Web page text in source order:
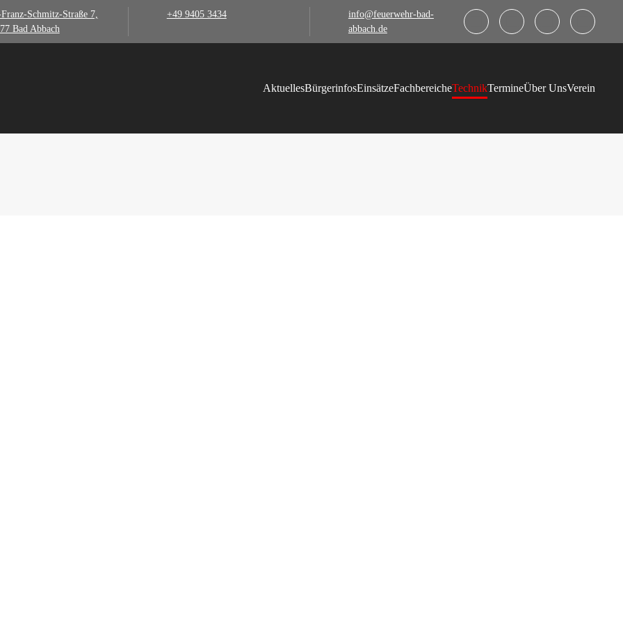
Schmitz-Straße 7,
Bad Abbach
+49 9405 3434
info@feuerwehr-bad-
abbach.de
AktuellesBürgerinfosEinsätzeFachbereicheTechnikTermineÜber UnsVerein